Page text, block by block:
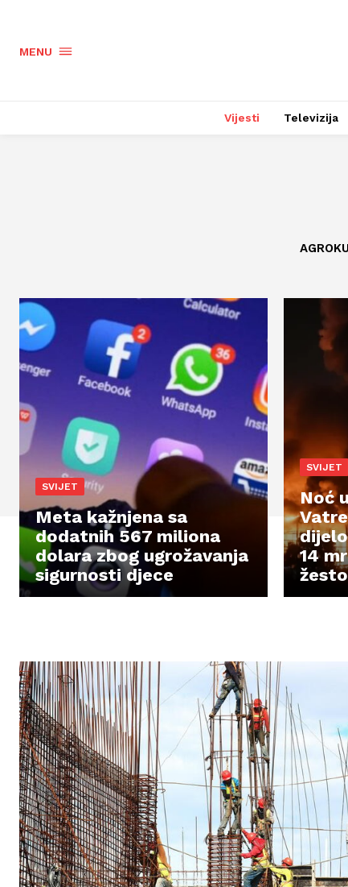
MENU
Vijesti Televizija
SVIJET
Meta kažnjena sa
dodatnih 567 miliona
dolara zbog ugrožavanja
sigurnosti djece
SVIJET
Noć
14